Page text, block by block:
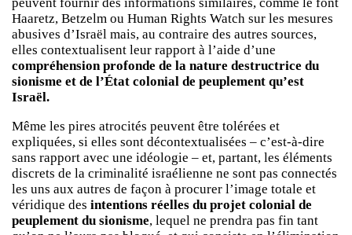
Haaretz, Betzelm ou Human Rights Watch sur les mesures
abusives d’Israël mais, au contraire des autres sources,
elles contextualisent leur rapport à l’aide d’une
compréhension profonde de la nature destructrice du
sionisme et de l’État colonial de peuplement qu’est
Israël.
Même les pires atrocités peuvent être tolérées et
expliquées, si elles sont décontextualisées – c’est-à-dire
sans rapport avec une idéologie – et, partant, les éléments
discrets de la criminalité israélienne ne sont pas connectés
les uns aux autres de façon à procurer l’image totale et
véridique des intentions réelles du projet colonial de
peuplement du sionisme, lequel ne prendra pas fin tant